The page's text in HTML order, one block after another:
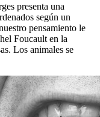
presenta una
según un
pensamiento le
Foucault en la
Los animales se